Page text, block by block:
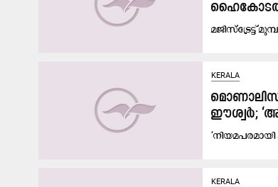
മജിസ്​ട്രേട്ട്​
KERALA
ഈശ്വർ;
KERALA